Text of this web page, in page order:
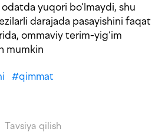
yuqori bo‘lmaydi, shu
darajada pasayishini faqat
ommaviy terim-yig‘im
mumkin
#qimmat
Tavsiya qilish